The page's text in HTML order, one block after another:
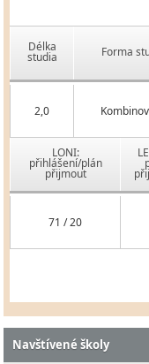
Délka
studia Forma
2,0
LONI:
přihlášení/plán
přijmout
71 / 20
Navštívené školy